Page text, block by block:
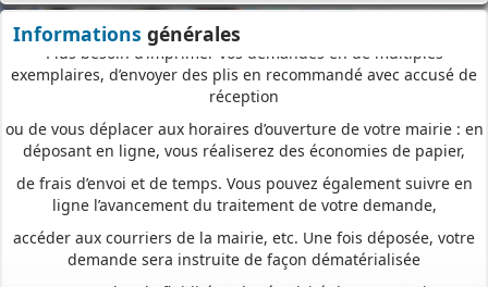
Informations générales
Plus besoin d’imprimer vos demandes en de multiples
exemplaires, d’envoyer des plis en recommandé avec accusé de
réception
ou de vous déplacer aux horaires d’ouverture de votre mairie : en
déposant en ligne, vous réaliserez des économies de papier,
de frais d’envoi et de temps. Vous pouvez également suivre en
ligne l’avancement du traitement de votre demande,
accéder aux courriers de la mairie, etc. Une fois déposée, votre
demande sera instruite de façon dématérialisée
pour assurer plus de fluidité et de réactivité dans son traitement.